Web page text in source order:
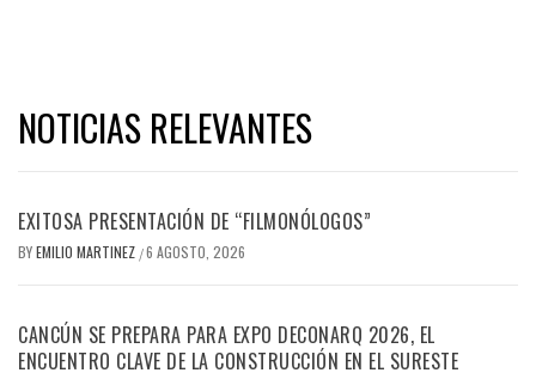
NOTICIAS RELEVANTES
EXITOSA PRESENTACIÓN DE “FILMONÓLOGOS”
BYEMILIO MARTINEZ /6 AGOSTO, 2026
CANCÚN SE PREPARA PARA EXPO DECONARQ 2026, EL
ENCUENTRO CLAVE DE LA CONSTRUCCIÓN EN EL SURESTE